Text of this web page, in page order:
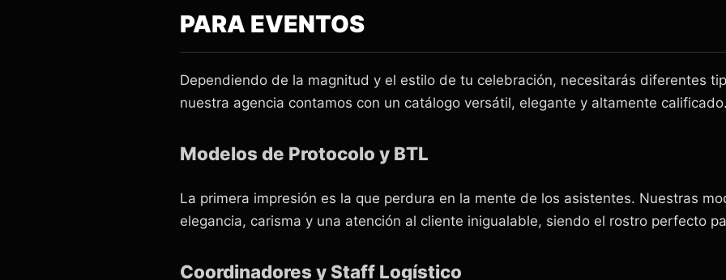
PARA EVENTOS
Dependiendo de la magnitud y el estilo de tu celebración, necesitarás diferentes
nuestra agencia contamos con un catálogo versátil, elegante y altamente calificado.
Modelos de Protocolo y BTL
La primera impresión es la que perdura en la mente de los asistentes. Nuestras
elegancia, carisma y una atención al cliente inigualable, siendo el rostro perfecto
Coordinadores y Staff Logístico